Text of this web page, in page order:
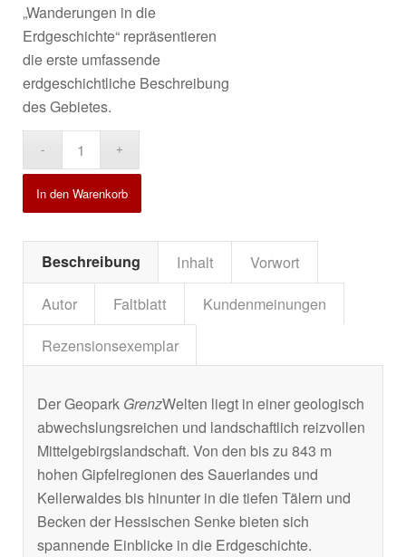
„Wanderungen in die
Erdgeschichte“ repräsentieren
die erste umfassende
erdgeschichtliche Beschreibung
des Gebietes.
In den Warenkorb
Beschreibung Inhalt
Vorwort
Autor
Faltblatt
Kundenmeinungen
Rezensionsexemplar
Der Geopark GrenzWelten liegt in einer geologisch
abwechslungsreichen und landschaftlich reizvollen
Mittelgebirgslandschaft. Von den bis zu 843 m
hohen Gipfelregionen des Sauerlandes und
Kellerwaldes bis hinunter in die tiefen Tälern und
Becken der Hessischen Senke bieten sich
spannende Einblicke in die Erdgeschichte.